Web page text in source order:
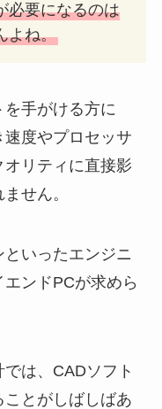
必要になるのは
よね。
手がける方に
度やプロセッサ
リティに直接影
せん。
いったエンジニ
ンドPCが求めら
は、CADソフト
とがしばしばあ